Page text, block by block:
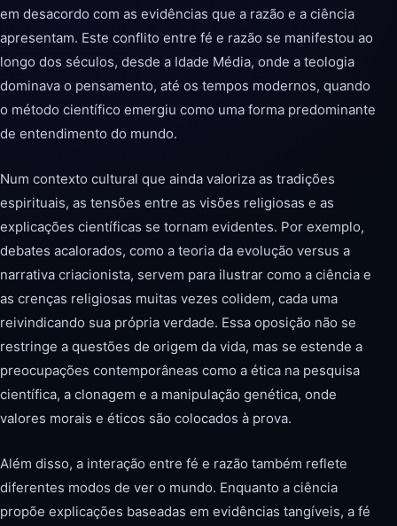
em desacordo com as evidências que a razão e a ciência
apresentam. Este conflito entre fé e razão se manifestou ao
longo dos séculos, desde a Idade Média, onde a teologia
dominava o pensamento, até os tempos modernos, quando
o método científico emergiu como uma forma predominante
de entendimento do mundo.
Num contexto cultural que ainda valoriza as tradições
espirituais, as tensões entre as visões religiosas e as
explicações científicas se tornam evidentes. Por exemplo,
debates acalorados, como a teoria da evolução versus a
narrativa criacionista, servem para ilustrar como a ciência e
as crenças religiosas muitas vezes colidem, cada uma
reivindicando sua própria verdade. Essa oposição não se
restringe a questões de origem da vida, mas se estende a
preocupações contemporâneas como a ética na pesquisa
científica, a clonagem e a manipulação genética, onde
valores morais e éticos são colocados à prova.
Além disso, a interação entre fé e razão também reflete
diferentes modos de ver o mundo. Enquanto a ciência
propõe explicações baseadas em evidências tangíveis, a fé